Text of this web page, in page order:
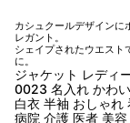
カシュクールデザインに
レガント。
シェイプされたウエスト
に。
ジャケット レディ
0023 名入れ かわ
白衣 半袖 おしゃれ
病院 介護 医者 美